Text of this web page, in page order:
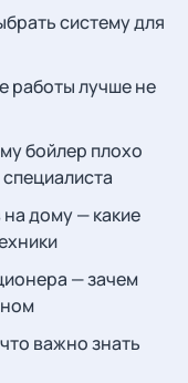
систему для
работы лучше не
бойлер плохо
дому — какие
— зачем
важно знать